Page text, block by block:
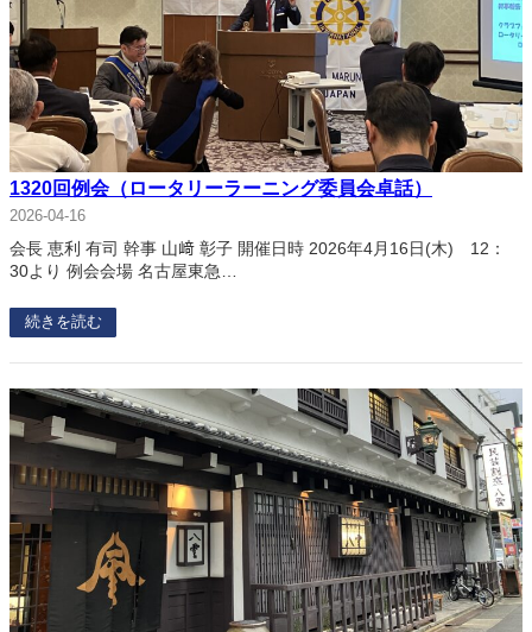
1320回例会（ロータリーラーニング委員会卓話）
2026-04-16
会長 恵利 有司 幹事 山﨑 彰子 開催日時 2026年4月16日(木) 12：
30より 例会会場 名古屋東急…
続きを読む